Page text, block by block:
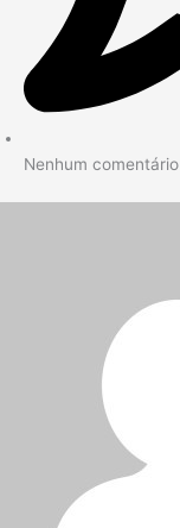
Nenhum comentário